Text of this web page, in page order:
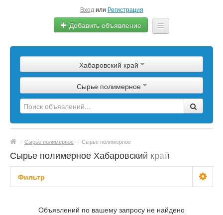
Вход или Регистрация
Добавить объявление
Сырье
Изделия
Оборудование
Еще
Хабаровский край
Сырье полимерное
/ Сырье полимерное / Сырье полимерное
Сырье полимерное Хабаровский край
Фильтр
Объявлений по вашему запросу не найдено